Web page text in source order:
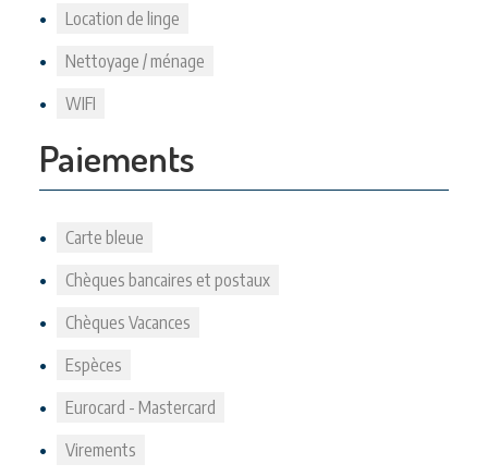
Location de linge
Nettoyage / ménage
WIFI
Paiements
Carte bleue
Chèques bancaires et postaux
Chèques Vacances
Espèces
Eurocard - Mastercard
Virements